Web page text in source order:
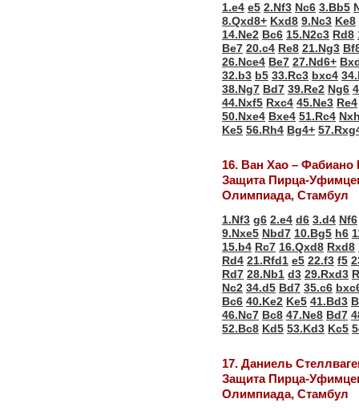
1.e4 e5 2.Nf3 Nc6 3.Bb5
8.Qxd8+ Kxd8 9.Nc3 Ke8
14.Ne2 Bc6 15.N2c3 Rd8
Be7 20.c4 Re8 21.Ng3
26.Nce4 Be7 27.Nd6+
32.b3 b5 33.Rc3 bxc4
38.Ng7 Bd7 39.Re2 Ng6
44.Nxf5 Rxc4 45.Ne3 Re4
50.Nxe4 Bxe4 51.Rc4
Ke5 56.Rh4 Bg4+
16. Ван Хао – Фабиано
Защита Пирца-
Олимпиада, Стамбул
1.Nf3 g6 2.e4 d6 3.d4 Nf6
9.Nxe5 Nbd7 10.Bg5 h6
15.b4 Rc7 16.Qxd8 Rxd8
Rd4 21.Rfd1 e5 22.f3 f5
Rd7 28.Nb1 d3 29.Rxd3
Nc2 34.d5 Bd7 35.c6
Bc6 40.Ke2 Ke5 41.Bd3
46.Nc7 Bc8 47.Ne8 Bd7
52.Bc8 Kd5 53.Kd3 Kc5
17. Даниель
Защита Пирца-
Олимпиада, Стамбул